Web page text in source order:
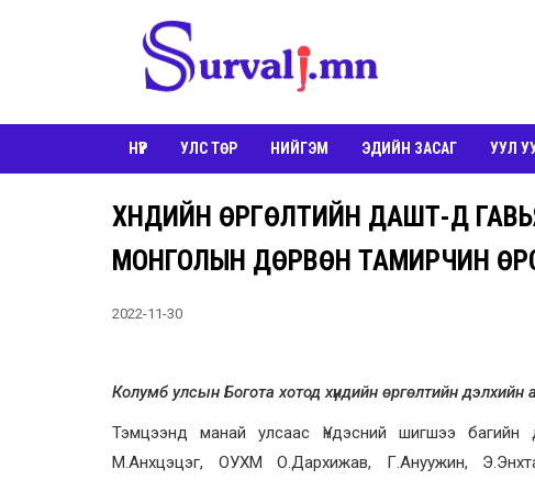
НҮҮР УЛС ТӨР НИЙГЭМ ЭДИЙН ЗАСАГ УУЛ
ХҮНДИЙН ӨРГӨЛТИЙН ДАШТ-Д
МОНГОЛЫН ДӨРВӨН ТАМИРЧИН
2022-11-30
Колумб улсын Богота хотод хүндийн өргөлтийн
Тэмцээнд манай улсаас Үндэсний шигшээ багийн
М.Анхцэцэг, ОУХМ О.Дархижав, Г.Ануужин,